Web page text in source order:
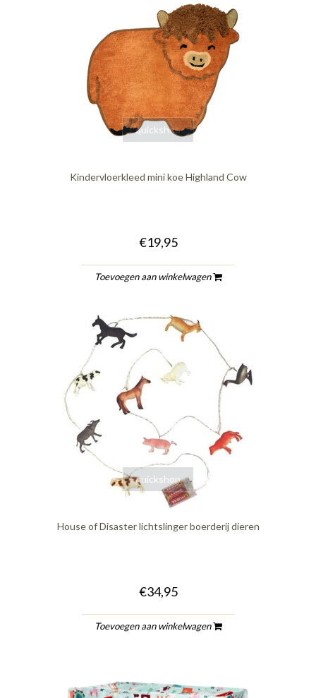
quickshop
Kindervloerkleed mini koe Highland Cow
€19,95
Toevoegen aan winkelwagen
quickshop
House of Disaster lichtslinger boerderij dieren
€34,95
Toevoegen aan winkelwagen